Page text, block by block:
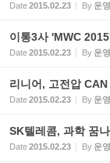
Date2015.02.23 By 운
이통3사 'MWC
Date2015.02.23 By 운
리니어, 고전압
Date2015.02.23 By 운
SK텔레콤, 과학 꿈
Date2015.02.23 By 운